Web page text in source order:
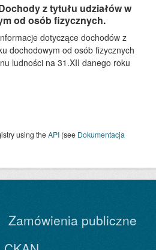
z tytułu udziałów w
od osób fizycznych.
dotyczące dochodów z
dochodowym od osób fizycznych
ludności na 31.XII danego roku
using theAPI (see Dokumentacja
Zamówienia publiczne